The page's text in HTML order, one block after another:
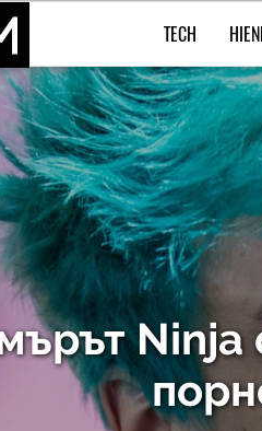
TECH
Ninja